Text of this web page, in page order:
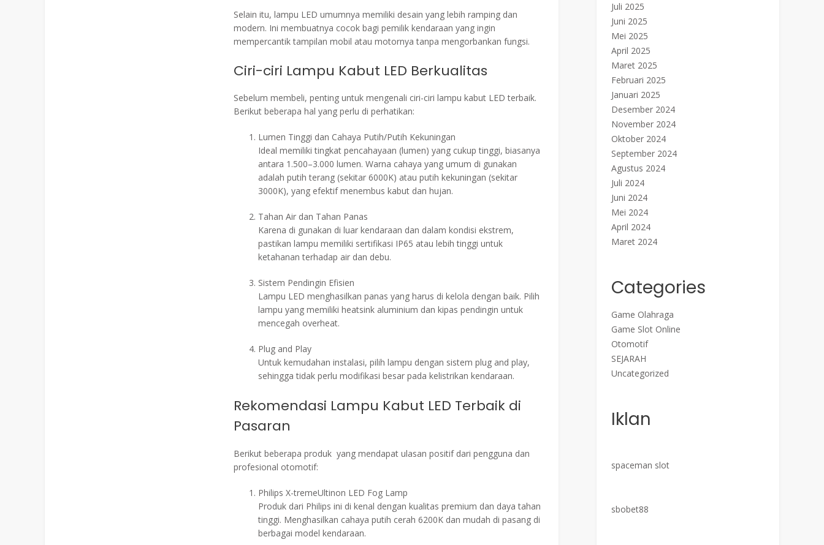
Selain itu, lampu LED umumnya memiliki desain yang lebih ramping dan
modern. Ini membuatnya cocok bagi pemilik kendaraan yang ingin
mempercantik tampilan mobil atau motornya tanpa mengorbankan fungsi.
Ciri-ciri Lampu Kabut LED Berkualitas
Sebelum membeli, penting untuk mengenali ciri-ciri lampu kabut LED terbaik.
Berikut beberapa hal yang perlu di perhatikan:
Lumen Tinggi dan Cahaya Putih/Putih Kekuningan
Ideal memiliki tingkat pencahayaan (lumen) yang cukup tinggi, biasanya
antara 1.500–3.000 lumen. Warna cahaya yang umum di gunakan
adalah putih terang (sekitar 6000K) atau putih kekuningan (sekitar
3000K), yang efektif menembus kabut dan hujan.
Tahan Air dan Tahan Panas
Karena di gunakan di luar kendaraan dan dalam kondisi ekstrem,
pastikan lampu memiliki sertifikasi IP65 atau lebih tinggi untuk
ketahanan terhadap air dan debu.
Sistem Pendingin Efisien
Lampu LED menghasilkan panas yang harus di kelola dengan baik. Pilih
lampu yang memiliki heatsink aluminium dan kipas pendingin untuk
mencegah overheat.
Plug and Play
Untuk kemudahan instalasi, pilih lampu dengan sistem plug and play,
sehingga tidak perlu modifikasi besar pada kelistrikan kendaraan.
Rekomendasi Lampu Kabut LED Terbaik di
Pasaran
Berikut beberapa produk yang mendapat ulasan positif dari pengguna dan
profesional otomotif:
Philips X-tremeUltinon LED Fog Lamp
Produk dari Philips ini di kenal dengan kualitas premium dan daya tahan
tinggi. Menghasilkan cahaya putih cerah 6200K dan mudah di pasang di
berbagai model kendaraan.
Juli 2025
Juni 2025
Mei 2025
April 2025
Maret 2025
Februari 2025
Januari 2025
Desember 2024
November 2024
Oktober 2024
September 2024
Agustus 2024
Juli 2024
Juni 2024
Mei 2024
April 2024
Maret 2024
Categories
Game Olahraga
Game Slot Online
Otomotif
SEJARAH
Uncategorized
Iklan
spaceman slot
sbobet88